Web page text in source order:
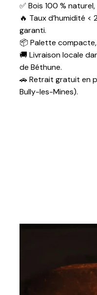
Calibre
Taux
Contenance
filet
✅ Bois 100 %
🔥 Taux d’humidité <
garanti.
📦 Palette
🚚 Livraison locale
de Béthune.
🚗 Retrait gratuit en
Bully-les-Mines).